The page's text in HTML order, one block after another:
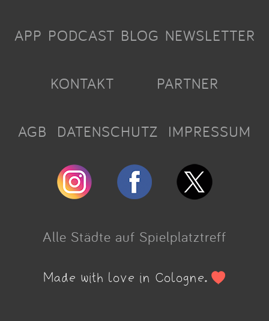
APP PODCAST BLOG NEWSLETTER
KONTAKT PARTNER
AGB DATENSCHUTZ IMPRESSUM
Alle Städte auf Spielplatztreff
Made with love in Cologne.